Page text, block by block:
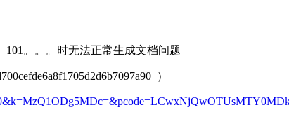
101。。。时无法正常生成文档问题
）